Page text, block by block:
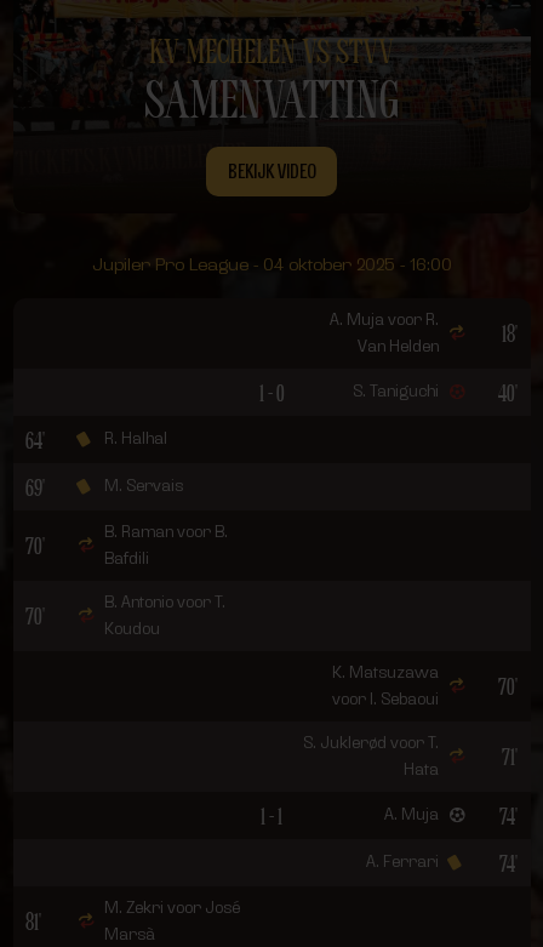
KV MECHELEN VS STVV
SAMENVATTING
BEKIJK VIDEO
Jupiler Pro League - 04 oktober 2025 - 16:00
18'
A. Muja voor R.
Van Helden
1 - 0 40'
S. Taniguchi
64' R. Halhal
69' M. Servais
70'
B. Raman voor B.
Bafdili
70'
B. Antonio voor T.
Koudou
70'
K. Matsuzawa
voor I. Sebaoui
71'
S. Juklerød voor T.
Hata
1 - 1 74'
A. Muja
74'
A. Ferrari
81'
M. Zekri voor José
Marsà